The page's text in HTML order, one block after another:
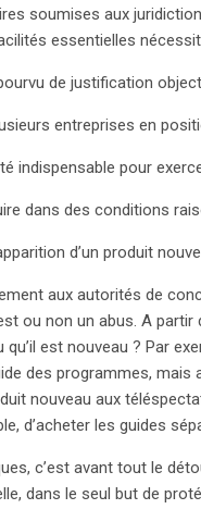
soumises aux
essentielles
de justification
entreprises en
pour exercer
des conditions
d’un produit
aux autorités de
ou non un abus. A partir
est nouveau ? Par
des programmes, mais
nouveau aux
d’acheter les guides
c’est avant tout le
dans le seul but de